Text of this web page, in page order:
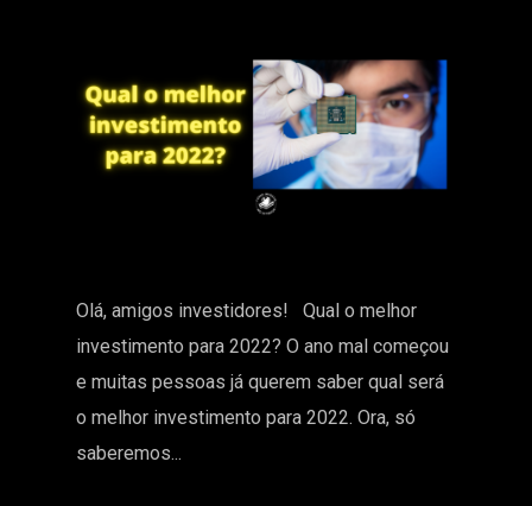
Olá, amigos investidores! Qual o melhor
investimento para 2022? O ano mal começou
e muitas pessoas já querem saber qual será
o melhor investimento para 2022. Ora, só
saberemos...